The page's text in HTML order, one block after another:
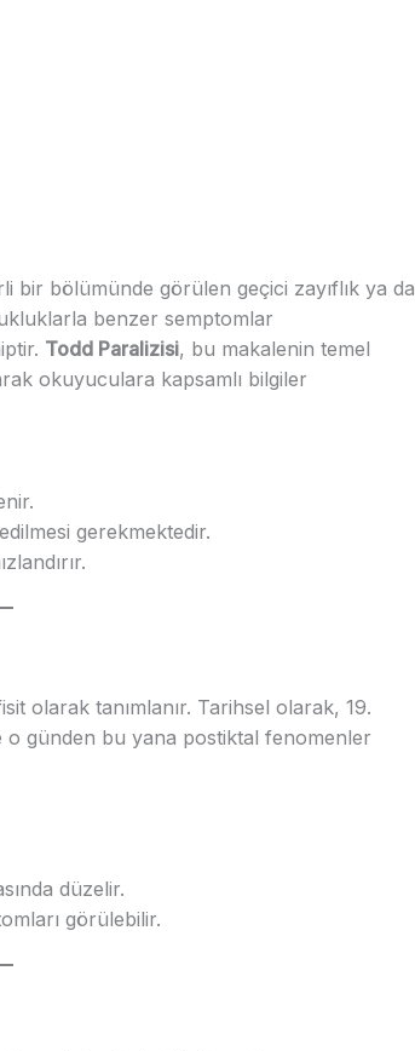
bir bölümünde görülen geçici zayıflık ya da
benzer semptomlar
Todd Paralizisi, bu makalenin temel
okuyuculara kapsamlı bilgiler
gerekmektedir.
olarak tanımlanır. Tarihsel olarak, 19.
o günden bu yana postiktal fenomenler
düzelir.
görülebilir.